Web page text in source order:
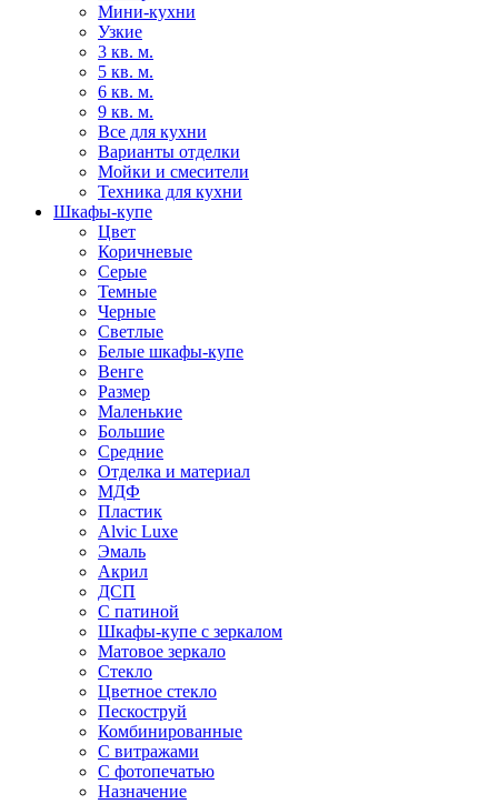
Мини-кухни
Узкие
3 кв. м.
5 кв. м.
6 кв. м.
9 кв. м.
Все для кухни
Варианты отделки
Мойки и смесители
Техника для кухни
Шкафы-купе
Цвет
Коричневые
Серые
Темные
Черные
Светлые
Белые шкафы-купе
Венге
Размер
Маленькие
Большие
Средние
Отделка и материал
МДФ
Пластик
Alvic Luxe
Эмаль
Акрил
ДСП
С патиной
Шкафы-купе с зеркалом
Матовое зеркало
Стекло
Цветное стекло
Пескоструй
Комбинированные
С витражами
С фотопечатью
Назначение